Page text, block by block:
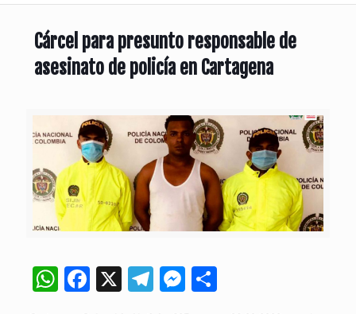
Cárcel para presunto responsable de
asesinato de policía en Cartagena
WhatsApp
Facebook
X Telegram
Messenger